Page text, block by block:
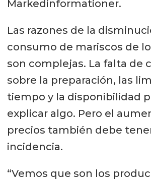
Markedinformationer.
Las razones de la
consumo de mariscos de
son complejas. La falta de
sobre la preparación, las
tiempo y la disponibilidad
explicar algo. Pero el
precios también debe
incidencia.
“Vemos que son los